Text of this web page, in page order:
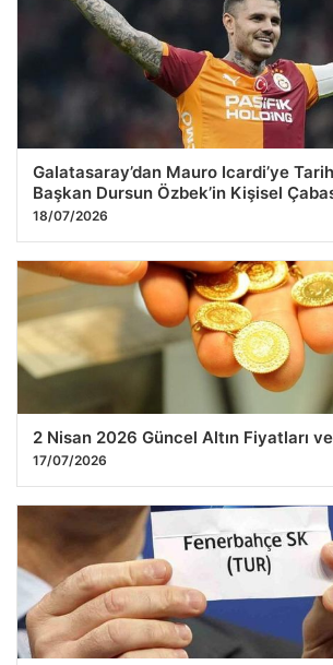
Galatasaray’dan Mauro Icardi’ye
Başkan Dursun Özbek’in Kişisel
18/07/2026
2 Nisan 2026 Güncel Altın Fiyatları
17/07/2026